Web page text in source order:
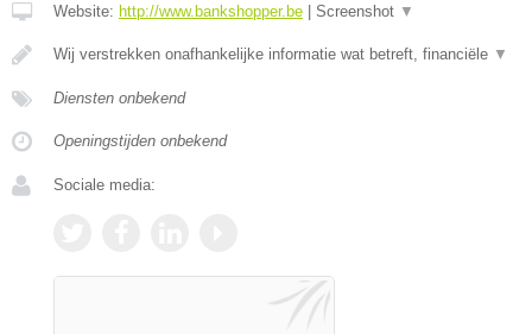
Website: http://www.bankshopper.be Screenshot ▼
Wij verstrekken onafhankelijke informatie wat betreft, financiële ▼
Diensten onbekend
Openingstijden onbekend
Sociale media: